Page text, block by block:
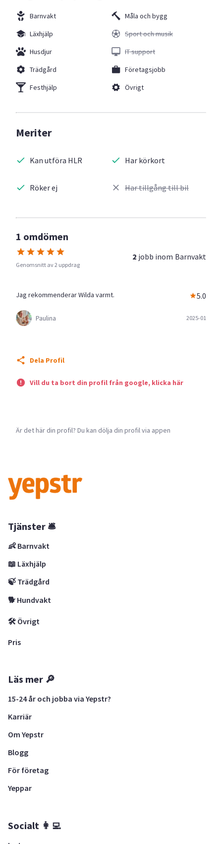
Barnvakt
Läxhjälp
Husdjur
Trädgård
Festhjälp
Måla och bygg
Sport och musik
IT support
Företagsjobb
Övrigt
Meriter
Kan utföra HLR
Röker ej
Har körkort
Har tillgång till bil
1 omdömen
Genomsnitt av 2 uppdrag
2 jobb inom Barnvakt
Jag rekommenderar Wilda varmt. 5.0
Paulina 2025-01
Dela Profil
Vill du ta bort din profil från google, klicka här
Är det här din profil? Du kan dölja din profil via appen
Tjänster 🛎
👶 Barnvakt
📖 Läxhjälp
🍃 Trädgård
🐕 Hundvakt
🛠 Övrigt
Pris
Läs mer 🔎
15-24 år och jobba via Yepstr?
Karriär
Om Yepstr
Blogg
För företag
Yeppar
Socialt 👩‍💻